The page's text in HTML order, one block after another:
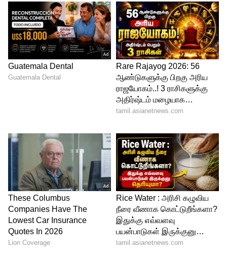
கொண்டு நிறைவு செய்ய போகும் நம்
கட்சியின் 120 சகோதர, சகோதரிகளுக்கு
என் வாழ்த்துக்களை தெரிவித்துக் கொள்ள
விரும்புகிறேன்.
இவை தவிர பல்வேறு மாநிலங்களில்